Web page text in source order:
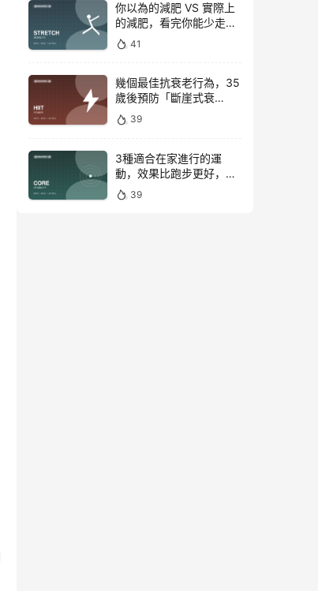
你以為的減肥 VS 實際上
的減肥，看完你能少走彎
路 41
幾個最佳抗衰老行為，35
歲後預防「斷崖式衰
老」！
39
3種適合在家進行的運
動，效果比跑步更好，是
公認的脂肪殺手！
39